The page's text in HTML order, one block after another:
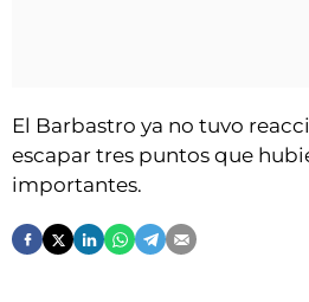
El Barbastro ya no tuvo
escapar tres puntos que
importantes.